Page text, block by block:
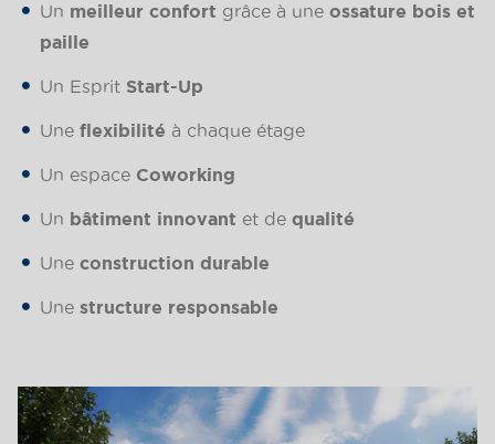
Un meilleur confort grâce à une ossature bois et
paille
Un Esprit Start-Up
Une flexibilité à chaque étage
Un espace Coworking
Un bâtiment innovant et de qualité
Une construction durable
Une structure responsable